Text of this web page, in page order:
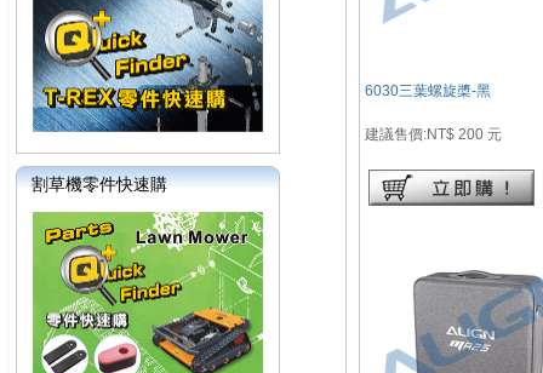
割草機零件快速購
6030三葉螺旋槳-黑
建議售價:NT$ 200 元